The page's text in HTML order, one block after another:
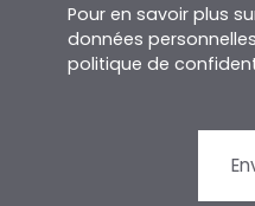
Pour en savoir plus
données
politique de